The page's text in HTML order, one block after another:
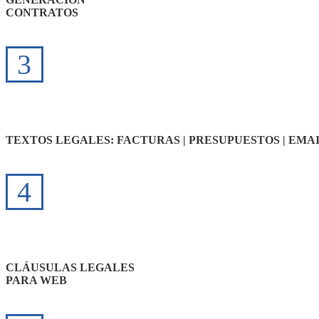
CONTRATOS
3
TEXTOS LEGALES: FACTURAS | PRESUPUESTOS |
4
CLÁUSULAS LEGALES
PARA WEB